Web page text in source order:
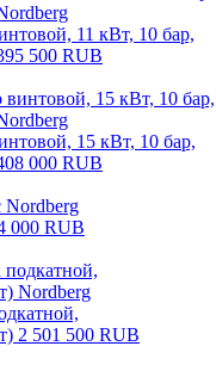
11 кВт, 10 бар,
500 RUB
15 кВт, 10 бар,
000 RUB
000 RUB
2 501 500 RUB